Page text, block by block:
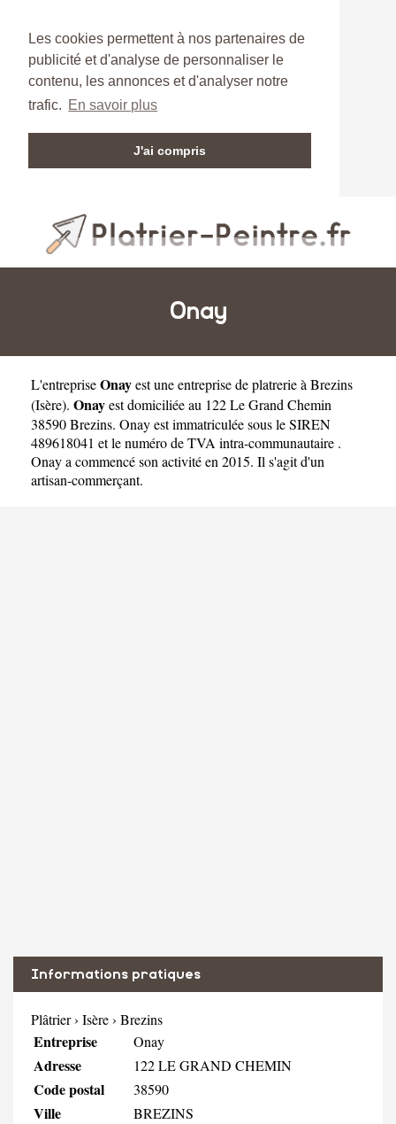
Les cookies permettent à nos partenaires de
publicité et d'analyse de personnaliser le
contenu, les annonces et d'analyser notre
trafic. En savoir plus
J'ai compris
Onay
L'entrepriseOnayest uneentreprise de platrerie à Brezins
(Isère). Onayest domiciliée au 122 Le Grand Chemin
38590 Brezins. Onay est immatriculée sous le SIREN
489618041 et le numéro de TVA intra-communautaire .
Onay a commencé son activité en 2015. Il s'agit d'un
artisan-commerçant.
Informations pratiques
Plâtrier› Isère› Brezins
Entreprise Onay
Adresse 122 LE GRAND CHEMIN
Code postal 38590
Ville BREZINS